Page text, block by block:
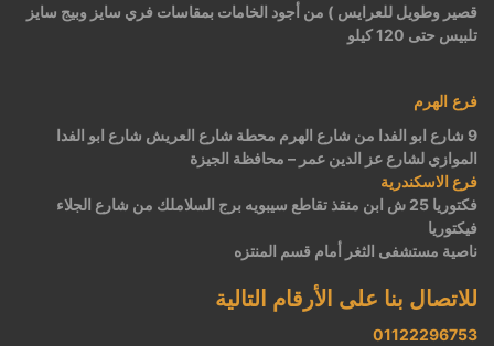
قصير وطويل للعرايس ) من أجود الخامات بمقاسات فري سايز وبيج سايز
تلبيس حتى 120 كيلو
فرع الهرم
9 شارع ابو الفدا من شارع الهرم محطة شارع العريش شارع ابو الفدا
الموازي لشارع عز الدين عمر – محافظة الجيزة
فرع الاسكندرية
فكتوريا 25 ش ابن منقذ تقاطع سيبويه برج السلاملك من شارع الجلاء
فيكتوريا
ناصية مستشفى الثغر أمام قسم المنتزه
للاتصال بنا على الأرقام التالية
01122296753